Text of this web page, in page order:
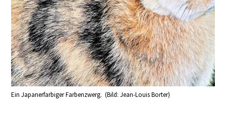
Ein Japanerfarbiger Farbenzwerg. (Bild: Jean-Louis Borter)